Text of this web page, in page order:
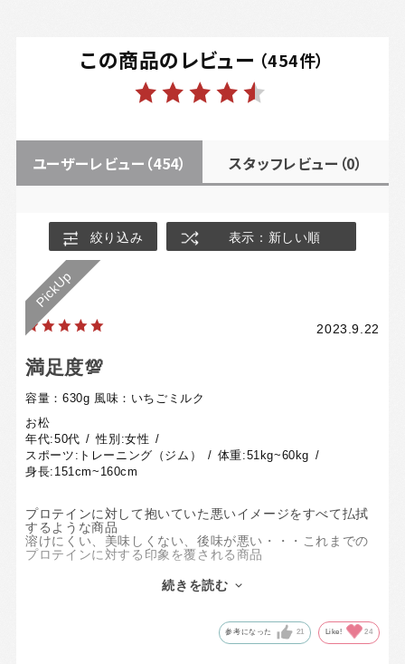
この商品のレビュー （454件）
ユーザーレビュー （454） スタッフレビュー （0）
絞り込み 表示：新しい順
2023.9.22
満足度💯
容量：630g 風味：いちごミルク
お松
年代:50代 性別:女性
スポーツ: トレーニング（ジム） 体重:51kg~60kg
身長: 151cm~160cm
プロテインに対して抱いていた悪いイメージをすべて払拭
するような商品
溶けにくい、美味しくない、後味が悪い・・・これまでの
プロテインに対する印象を覆される商品
商品開発時に試行錯誤されたうえでの完成度ではないか、
プロテインは日常的に摂るものなので、美味しくないとス
トレスになってしまうのですが、
続きを読む
参考になった 21 Like! 24